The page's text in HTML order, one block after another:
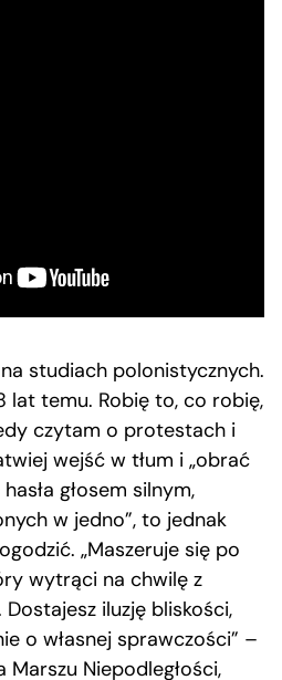
studiach polonistycznych.
lat temu. Robię to, co robię,
czytam o protestach i
wejść w tłum i „obrać
głosem silnym,
w jedno”, to jednak
„Maszeruje się po
wytrąci na chwilę z
iluzję bliskości,
o własnej sprawczości” –
Niepodległości,